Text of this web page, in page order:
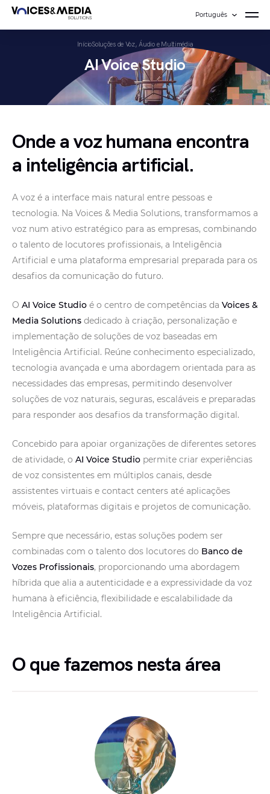
Português
InícioSoluções de Voz, Áudio e Multimédia
AI Voice Studio
Onde a voz humana encontra
a inteligência artificial.
A voz é a interface mais natural entre pessoas e
tecnologia. Na Voices & Media Solutions, transformamos a
voz num ativo estratégico para as empresas, combinando
o talento de locutores profissionais, a Inteligência
Artificial e uma plataforma empresarial preparada para os
desafios da comunicação do futuro.
O AI Voice Studio é o centro de competências da Voices &
Media Solutions dedicado à criação, personalização e
implementação de soluções de voz baseadas em
Inteligência Artificial. Reúne conhecimento especializado,
tecnologia avançada e uma abordagem orientada para as
necessidades das empresas, permitindo desenvolver
soluções de voz naturais, seguras, escaláveis e preparadas
para responder aos desafios da transformação digital.
Concebido para apoiar organizações de diferentes setores
de atividade, o AI Voice Studio permite criar experiências
de voz consistentes em múltiplos canais, desde
assistentes virtuais e contact centers até aplicações
móveis, plataformas digitais e projetos de comunicação.
Sempre que necessário, estas soluções podem ser
combinadas com o talento dos locutores do Banco de
Vozes Profissionais, proporcionando uma abordagem
híbrida que alia a autenticidade e a expressividade da voz
humana à eficiência, flexibilidade e escalabilidade da
Inteligência Artificial.
O que fazemos nesta área